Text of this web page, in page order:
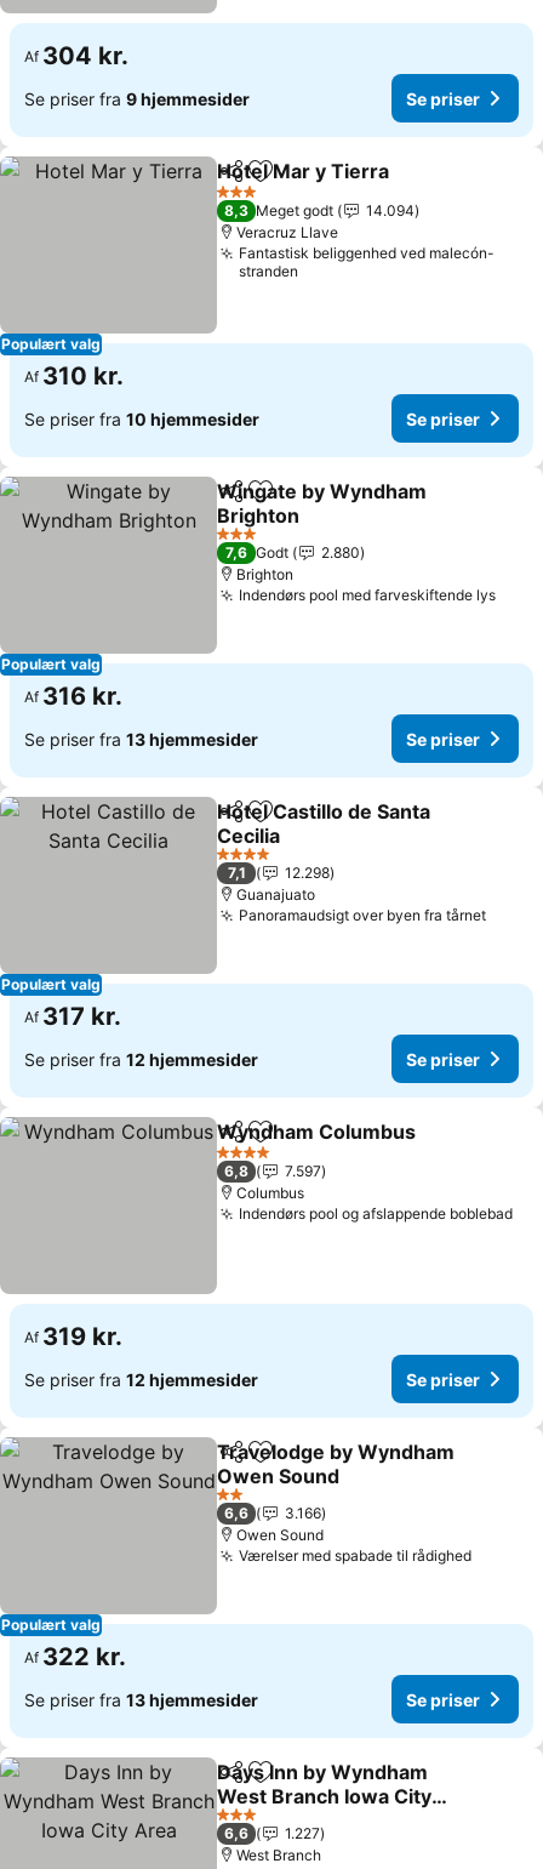
Af 304 kr.
Se priser fra 9 hjemmesider Se priser
Populært valg
Del Føj til favoritter
Hotel Mar y Tierra
3 Stjerner
8,3 Meget godt
14.094
Veracruz Llave
Fantastisk beliggenhed ved malecón-
stranden
Af 310 kr.
Se priser fra 10 hjemmesider Se priser
Populært valg
Del Føj til favoritter
Wingate by Wyndham
Brighton
3 Stjerner
7,6 Godt
2.880
Brighton
Indendørs pool med farveskiftende lys
Af 316 kr.
Se priser fra 13 hjemmesider Se priser
Populært valg
Del Føj til favoritter
Hotel Castillo de Santa
Cecilia
4 Stjerner
7,1
12.298
Guanajuato
Panoramaudsigt over byen fra tårnet
Af 317 kr.
Se priser fra 12 hjemmesider Se priser
Del Føj til favoritter
Wyndham Columbus
4 Stjerner
6,8
7.597
Columbus
Indendørs pool og afslappende boblebad
Af 319 kr.
Se priser fra 12 hjemmesider Se priser
Populært valg
Del Føj til favoritter
Travelodge by Wyndham
Owen Sound
2 Stjerner
6,6
3.166
Owen Sound
Værelser med spabade til rådighed
Af 322 kr.
Se priser fra 13 hjemmesider Se priser
Del Føj til favoritter
Days Inn by Wyndham
West Branch Iowa City
Area
3 Stjerner
6,6
1.227
West Branch